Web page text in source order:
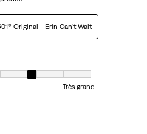
Original - Erin Can't Wait
Très petit et 7 est égal à Très grand
Très grand